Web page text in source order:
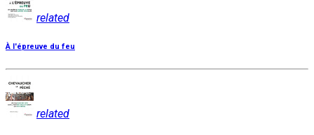
related
À l'épreuve du feu
related